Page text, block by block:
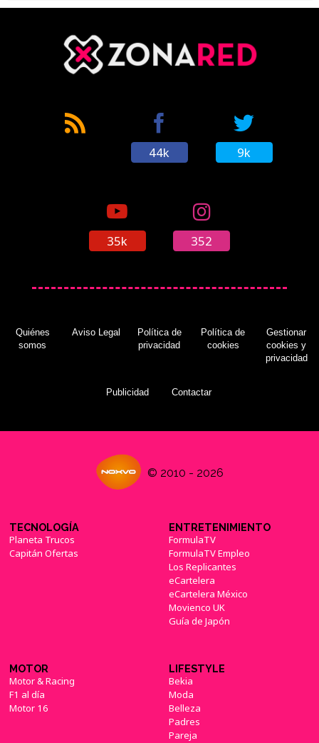
44k 9k
35k 352
Quiénes
somos
Aviso Legal
Política de
privacidad
Política de
cookies
Gestionar
cookies y
privacidad
Publicidad Contactar
© 2010 - 2026
TECNOLOGÍA
Planeta Trucos
Capitán Ofertas
ENTRETENIMIENTO
FormulaTV
FormulaTV Empleo
Los Replicantes
eCartelera
eCartelera México
Movienco UK
Guía de Japón
MOTOR
Motor & Racing
F1 al día
Motor 16
LIFESTYLE
Bekia
Moda
Belleza
Padres
Pareja